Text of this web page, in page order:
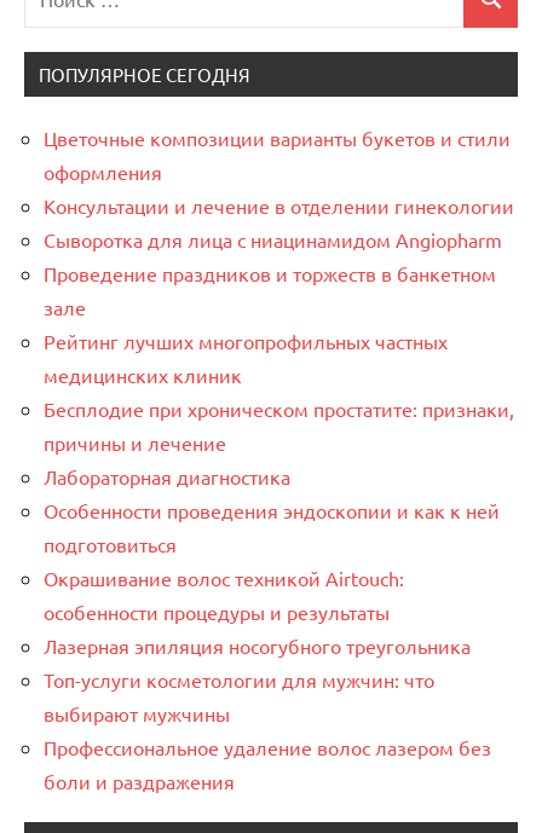
для:
Поиск
ПОПУЛЯРНОЕ СЕГОДНЯ
Цветочные композиции варианты букетов и стили
оформления
Консультации и лечение в отделении гинекологии
Сыворотка для лица с ниацинамидом Angiopharm
Проведение праздников и торжеств в банкетном
зале
Рейтинг лучших многопрофильных частных
медицинских клиник
Бесплодие при хроническом простатите: признаки,
причины и лечение
Лабораторная диагностика
Особенности проведения эндоскопии и как к ней
подготовиться
Окрашивание волос техникой Airtouch:
особенности процедуры и результаты
Лазерная эпиляция носогубного треугольника
Топ-услуги косметологии для мужчин: что
выбирают мужчины
Профессиональное удаление волос лазером без
боли и раздражения